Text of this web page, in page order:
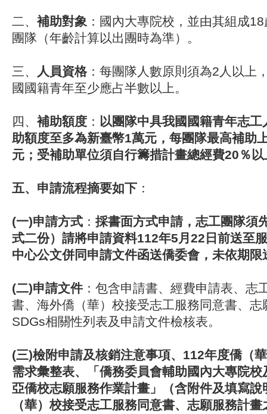
二、 補助對象 ：國內大專院校， 並由其組成
團隊（年齡計算以出團時為準） 。
三、 人員資格：每團隊人數原則須為2人以上
國國籍青年至少應占半數以上。
四、 補助額度 ： 以團隊中具我國國籍青年志工
助額度至多為新臺幣1萬元， 每團隊最高補助
元； 受補助單位須自行籌措計畫總經費20％
五、申請流程摘要如下 ：
(一)申請方式 ： 採書面方式申請，志工團隊須
式二份）請將申請資料112年5月22日前送至
中心公文併同申請文件函送僑委會，未依期
(二)申請文件 ：包含申請書、經費申請表、志
書、海外僑（華）校接受志工服務同意書、 志
SDGs相關性列表及申請文件檢核表。
(三)檢附申請及核銷注意事項、112年度僑（
需求彙整表、「 僑務委員會輔助國內大專院校
亞僑校志願服務作業計畫」（含附件及填寫說
（華）校接受志工服務同意書、志願服務計